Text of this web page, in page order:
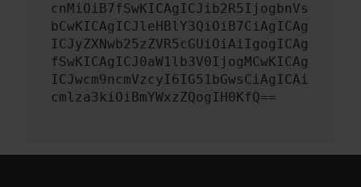
cnMiOiB7fSwKICAgICJib2R5IjogbnVs
bCwKICAgICJleHBlY3QiOiB7CiAgICAg
ICJyZXNwb25zZVR5cGUiOiAiIgogICAg
fSwKICAgICJ0aW1lb3V0IjogMCwKICAg
ICJwcm9ncmVzcyI6IG51bGwsCiAgICAi
cmlza3kiOiBmYWxzZQogIH0KfQ==